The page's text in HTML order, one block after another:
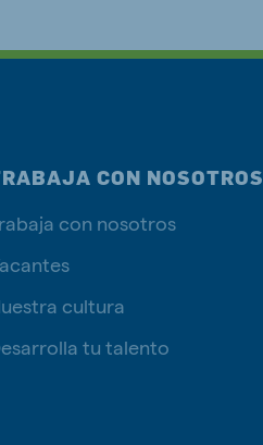
CON NOSOTROS
con nosotros
cultura
tu talento